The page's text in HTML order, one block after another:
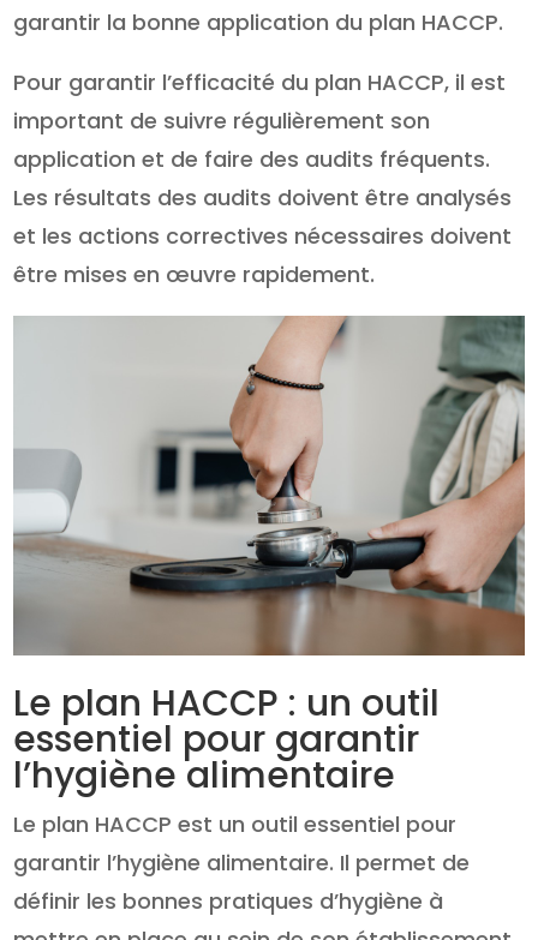
garantir la bonne application du plan HACCP.
Pour garantir l’efficacité du plan HACCP, il est
important de suivre régulièrement son
application et de faire des audits fréquents.
Les résultats des audits doivent être analysés
et les actions correctives nécessaires doivent
être mises en œuvre rapidement.
Le plan HACCP : un outil
essentiel pour garantir
l’hygiène alimentaire
Le plan HACCP est un outil essentiel pour
garantir l’hygiène alimentaire. Il permet de
définir les bonnes pratiques d’hygiène à